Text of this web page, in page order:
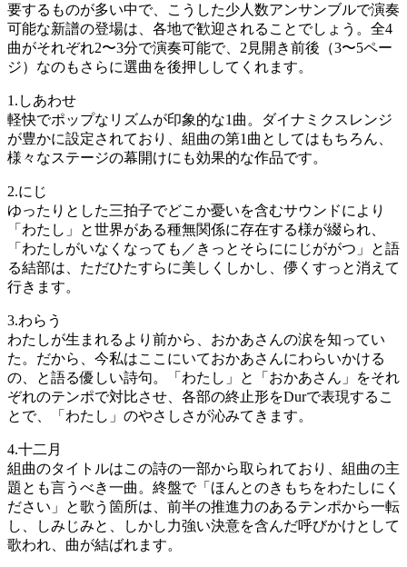
要するものが多い中で、こうした少人数アンサンブルで演奏
可能な新譜の登場は、各地で歓迎されることでしょう。全4
曲がそれぞれ2〜3分で演奏可能で、2見開き前後（3〜5ペー
ジ）なのもさらに選曲を後押ししてくれます。
1.しあわせ
軽快でポップなリズムが印象的な1曲。ダイナミクスレンジ
が豊かに設定されており、組曲の第1曲としてはもちろん、
様々なステージの幕開けにも効果的な作品です。
2.にじ
ゆったりとした三拍子でどこか憂いを含むサウンドにより
「わたし」と世界がある種無関係に存在する様が綴られ、
「わたしがいなくなっても／きっとそらににじががつ」と語
る結部は、ただひたすらに美しくしかし、儚くすっと消えて
行きます。
3.わらう
わたしが生まれるより前から、おかあさんの涙を知ってい
た。だから、今私はここにいておかあさんにわらいかける
の、と語る優しい詩句。「わたし」と「おかあさん」をそれ
ぞれのテンポで対比させ、各部の終止形をDurで表現するこ
とで、「わたし」のやさしさが沁みてきます。
4.十二月
組曲のタイトルはこの詩の一部から取られており、組曲の主
題とも言うべき一曲。終盤で「ほんとのきもちをわたしにく
ださい」と歌う箇所は、前半の推進力のあるテンポから一転
し、しみじみと、しかし力強い決意を含んだ呼びかけとして
歌われ、曲が結ばれます。